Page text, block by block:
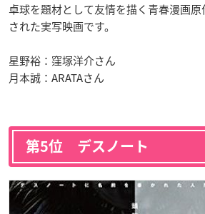
卓球を題材として友情を描く青春漫画
された実写映画です。
星野裕：窪塚洋介さん
月本誠：ARATAさん
第5位 デスノート